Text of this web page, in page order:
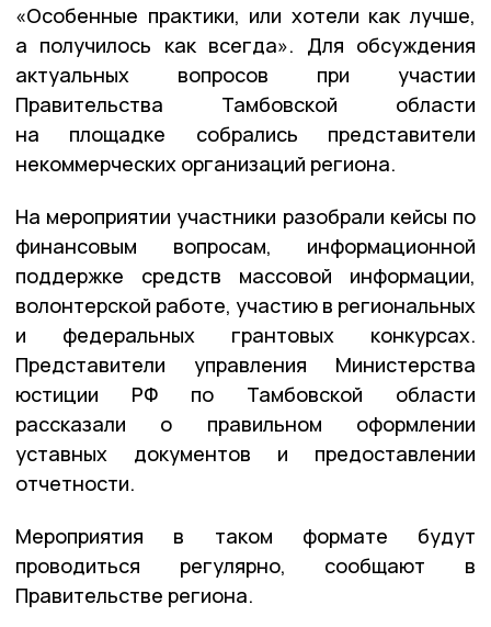
«Особенные практики, или хотели как лучше,
а получилось как всегда». Для обсуждения
актуальных вопросов при участии
Правительства Тамбовской области
на площадке собрались представители
некоммерческих организаций региона.
На мероприятии участники разобрали кейсы по
финансовым вопросам, информационной
поддержке средств массовой информации,
волонтерской работе, участию в региональных
и федеральных грантовых конкурсах.
Представители управления Министерства
юстиции РФ по Тамбовской области
рассказали о правильном оформлении
уставных документов и предоставлении
отчетности.
Мероприятия в таком формате будут
проводиться регулярно, сообщают в
Правительстве региона.